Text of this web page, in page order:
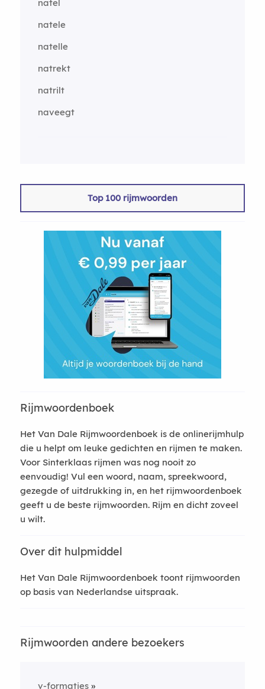
natel
natele
natelle
natrekt
natrilt
naveegt
Top 100 rijmwoorden
Rijmwoordenboek
Het Van Dale Rijmwoordenboek is de onlinerijmhulp
die u helpt om leuke gedichten en rijmen te maken.
Voor Sinterklaas rijmen was nog nooit zo
eenvoudig! Vul een woord, naam, spreekwoord,
gezegde of uitdrukking in, en het rijmwoordenboek
geeft u de beste rijmwoorden. Rijm en dicht zoveel
u wilt.
Over dit hulpmiddel
Het Van Dale Rijmwoordenboek toont rijmwoorden
op basis van Nederlandse uitspraak.
Rijmwoorden andere bezoekers
v-formaties